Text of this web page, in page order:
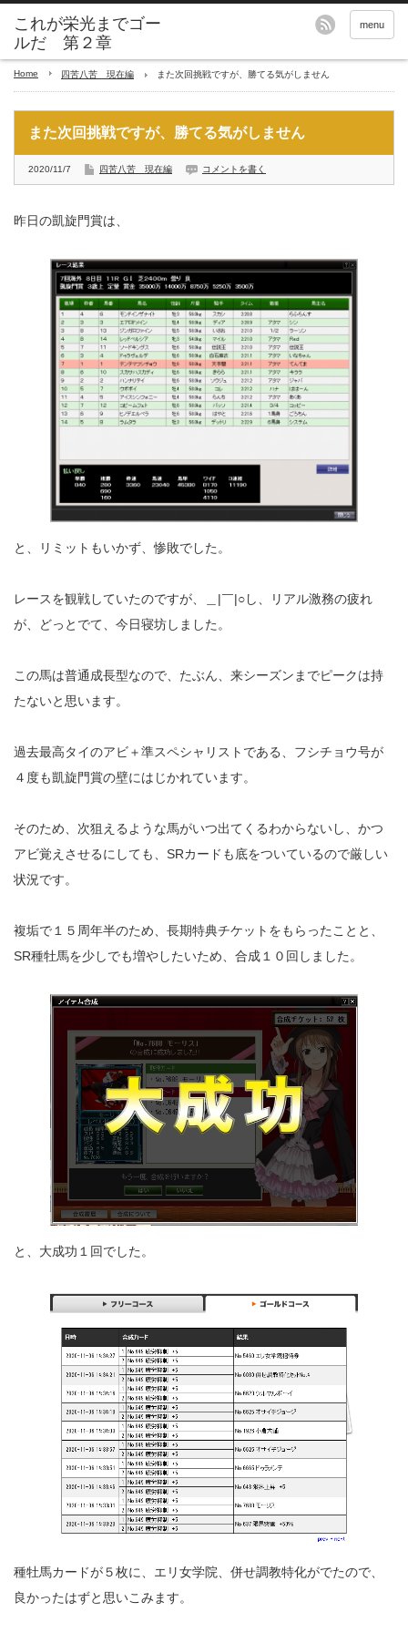
これが栄光までゴー
ルだ 第２章
menu
Home 四苦八苦 現在編 また次回挑戦ですが、勝てる気がしません
また次回挑戦ですが、勝てる気がしません
2020/11/7 四苦八苦 現在編 コメントを書く
昨日の凱旋門賞は、
と、リミットもいかず、惨敗でした。
レースを観戦していたのですが、＿|￣|○し、リアル激務の疲れ
が、どっとでて、今日寝坊しました。
この馬は普通成長型なので、たぶん、来シーズンまでピークは持
たないと思います。
過去最高タイのアビ＋準スペシャリストである、フシチョウ号が
４度も凱旋門賞の壁にはじかれています。
そのため、次狙えるような馬がいつ出てくるわからないし、かつ
アビ覚えさせるにしても、SRカードも底をついているので厳しい
状況です。
複垢で１５周年半のため、長期特典チケットをもらったことと、
SR種牡馬を少しでも増やしたいため、合成１０回しました。
と、大成功１回でした。
種牡馬カードが５枚に、エリ女学院、併せ調教特化がでたので、
良かったはずと思いこみます。